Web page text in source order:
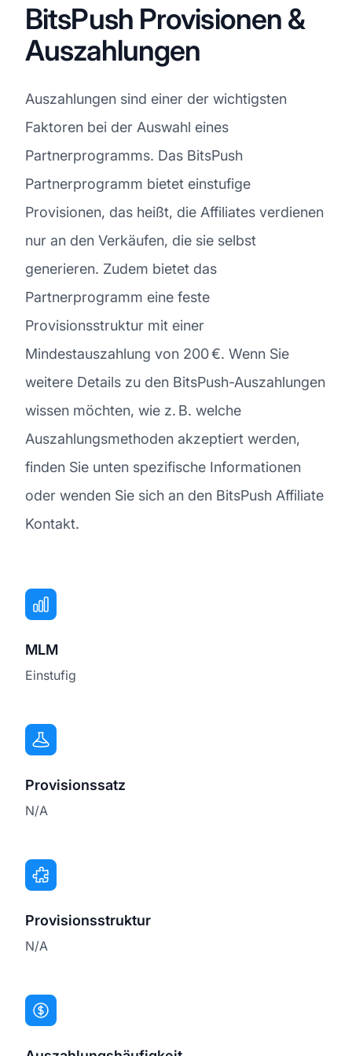
BitsPush Provisionen &
Auszahlungen
Auszahlungen sind einer der wichtigsten
Faktoren bei der Auswahl eines
Partnerprogramms. Das BitsPush
Partnerprogramm bietet einstufige
Provisionen, das heißt, die Affiliates verdienen
nur an den Verkäufen, die sie selbst
generieren. Zudem bietet das
Partnerprogramm eine feste
Provisionsstruktur mit einer
Mindestauszahlung von 200 €. Wenn Sie
weitere Details zu den BitsPush-Auszahlungen
wissen möchten, wie z. B. welche
Auszahlungsmethoden akzeptiert werden,
finden Sie unten spezifische Informationen
oder wenden Sie sich an den BitsPush Affiliate
Kontakt.
MLM
Einstufig
Provisionssatz
N/A
Provisionsstruktur
N/A